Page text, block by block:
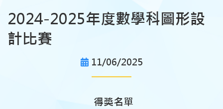
2024-2025年度數學科圖形設
計比賽
11/06/2025
得獎名單